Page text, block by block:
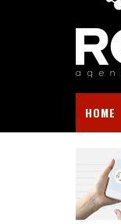
HOME